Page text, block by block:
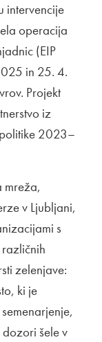
intervencije
operacija
(EIP
in 25. 4.
Projekt
iz
2023–
mreža,
v Ljubljani,
s
zelenjave:
ki je
šele v